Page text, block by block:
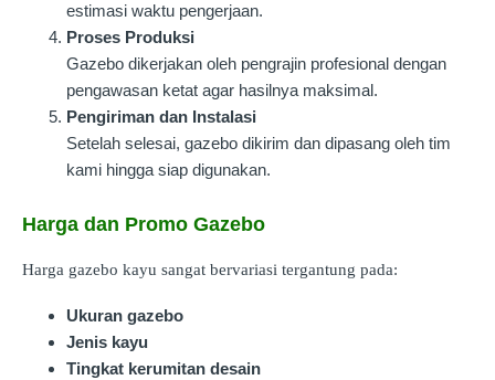
estimasi waktu pengerjaan.
Proses Produksi
Gazebo dikerjakan oleh pengrajin profesional dengan
pengawasan ketat agar hasilnya maksimal.
Pengiriman dan Instalasi
Setelah selesai, gazebo dikirim dan dipasang oleh tim
kami hingga siap digunakan.
Harga dan Promo Gazebo
Harga gazebo kayu sangat bervariasi tergantung pada:
Ukuran gazebo
Jenis kayu
Tingkat kerumitan desain